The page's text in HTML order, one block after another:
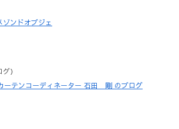
ゾンドオブジェ
）
ーテンコーディネーター 石田 剛 のブログ